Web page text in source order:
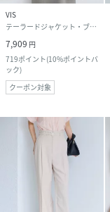
VIS
テーラードジャケット・ブレザー
7,909 円
719ポイント(10%ポイントバ
ック)
クーポン対象